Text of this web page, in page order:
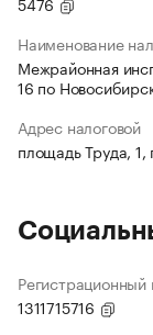
Наименование
Межрайонная
16 по
Адрес налоговой
площадь Труда,
1311715716